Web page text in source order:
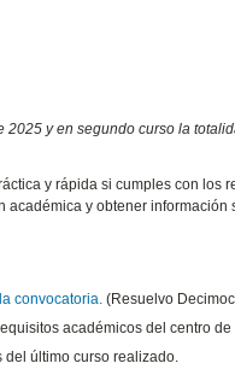
y en segundo curso la
y rápida si cumples con los
académica y obtener información
convocatoria. (Resuelvo
académicos del centro de
último curso realizado.